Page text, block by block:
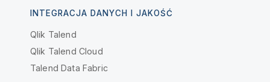
INTEGRACJA DANYCH I JAKOŚĆ
Qlik Talend
Qlik Talend Cloud
Talend Data Fabric